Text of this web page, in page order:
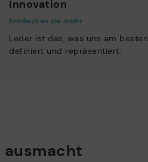
Innovation
Entdecken sie mehr
Leder ist das, was uns am besten
definiert und repräsentiert.
ausmacht